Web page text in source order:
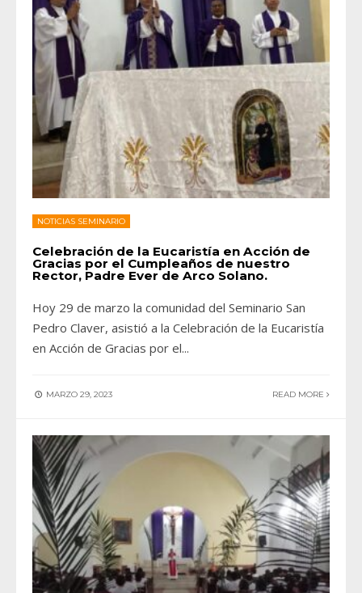
NOTICIAS SEMINARIO
Celebración de la Eucaristía en Acción de
Gracias por el Cumpleaños de nuestro
Rector, Padre Ever de Arco Solano.
Hoy 29 de marzo la comunidad del Seminario San
Pedro Claver, asistió a la Celebración de la Eucaristía
en Acción de Gracias por el...
MARZO 29, 2023 READ MORE